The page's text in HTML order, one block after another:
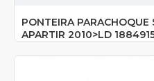
PONTEIRA PARACHOQUE
APARTIR 2010>LD